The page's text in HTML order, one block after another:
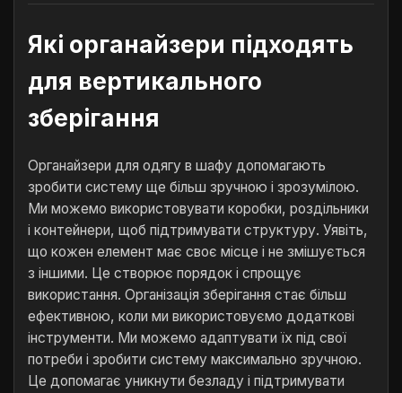
Які органайзери підходять
для вертикального
зберігання
Органайзери для одягу в шафу допомагають
зробити систему ще більш зручною і зрозумілою.
Ми можемо використовувати коробки, роздільники
і контейнери, щоб підтримувати структуру. Уявіть,
що кожен елемент має своє місце і не змішується
з іншими. Це створює порядок і спрощує
використання. Організація зберігання стає більш
ефективною, коли ми використовуємо додаткові
інструменти. Ми можемо адаптувати їх під свої
потреби і зробити систему максимально зручною.
Це допомагає уникнути безладу і підтримувати